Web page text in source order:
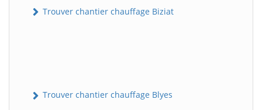
Trouver chantier chauffage Biziat
Trouver chantier chauffage Blyes